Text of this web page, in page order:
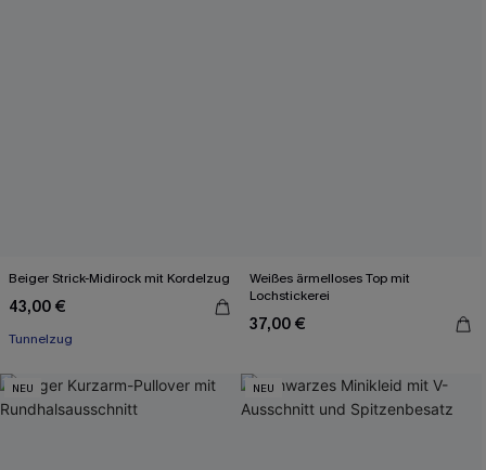
Beiger Strick-Midirock mit Kordelzug
43,00 €
Tunnelzug
Weißes ärmelloses Top mit
Lochstickerei
37,00 €
NEU NEU